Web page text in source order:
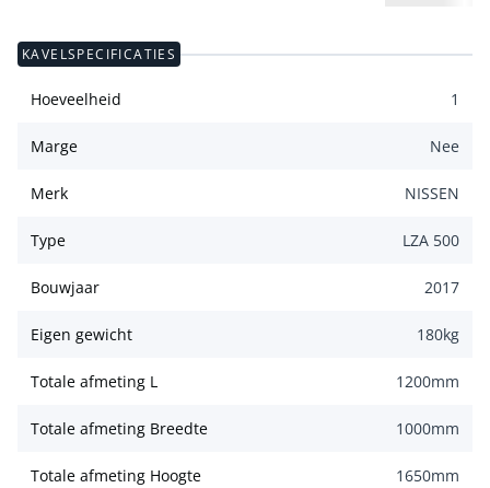
KAVELSPECIFICATIES
Hoeveelheid 1
Marge Nee
Merk NISSEN
Type LZA 500
Bouwjaar 2017
Eigen gewicht 180kg
Totale afmeting L 1200mm
Totale afmeting Breedte 1000mm
Totale afmeting Hoogte 1650mm